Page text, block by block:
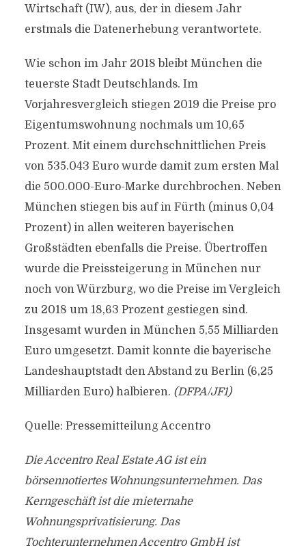
Wirtschaft (IW), aus, der in diesem Jahr
erstmals die Datenerhebung verantwortete.
Wie schon im Jahr 2018 bleibt München die
teuerste Stadt Deutschlands. Im
Vorjahresvergleich stiegen 2019 die Preise pro
Eigentumswohnung nochmals um 10,65
Prozent. Mit einem durchschnittlichen Preis
von 535.043 Euro wurde damit zum ersten Mal
die 500.000-Euro-Marke durchbrochen. Neben
München stiegen bis auf in Fürth (minus 0,04
Prozent) in allen weiteren bayerischen
Großstädten ebenfalls die Preise. Übertroffen
wurde die Preissteigerung in München nur
noch von Würzburg, wo die Preise im Vergleich
zu 2018 um 18,63 Prozent gestiegen sind.
Insgesamt wurden in München 5,55 Milliarden
Euro umgesetzt. Damit konnte die bayerische
Landeshauptstadt den Abstand zu Berlin (6,25
Milliarden Euro) halbieren. (DFPA/JF1)
Quelle: Pressemitteilung Accentro
Die Accentro Real Estate AG ist ein
börsennotiertes Wohnungsunternehmen. Das
Kerngeschäft ist die mieternahe
Wohnungsprivatisierung. Das
Tochterunternehmen Accentro GmbH ist